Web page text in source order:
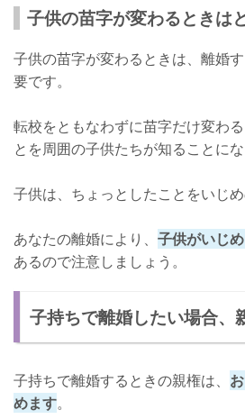
子供の苗字が変わるときは
子供の苗字が変わるときは、離婚
要です。
転校をともなわずに苗字だけ変わ
とを周囲の子供たちが知ることにな
子供は、ちょっとしたことをいじめ
あなたの離婚により、 子供がいじ
あるので注意しましょう。
子持ちで離婚したい場合、
子持ちで離婚するときの親権は、
めます。